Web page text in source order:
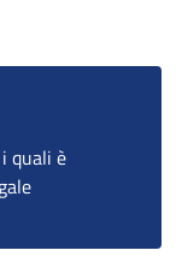
quali è